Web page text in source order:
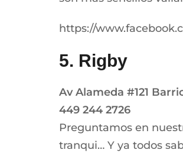
https://
5. Rigby
Av Alameda #121
449 244 2726
Preguntamos en
tranqui… Y ya todos